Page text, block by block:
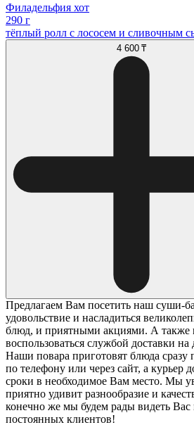
Филадельфия хот
290 г
тёплый ролл с лососем и сливочным
4 600 ₸
Предлагаем Вам посетить наш суши-
удовольствие и насладиться
блюд, и приятными акциями. А также
воспользоваться службой доставки на
Наши повара приготовят блюда сразу
по телефону или через сайт, а курьер
сроки в необходимое Вам место. Мы
приятно удивит разнообразие и
конечно же мы будем рады видеть
постоянных клиентов!